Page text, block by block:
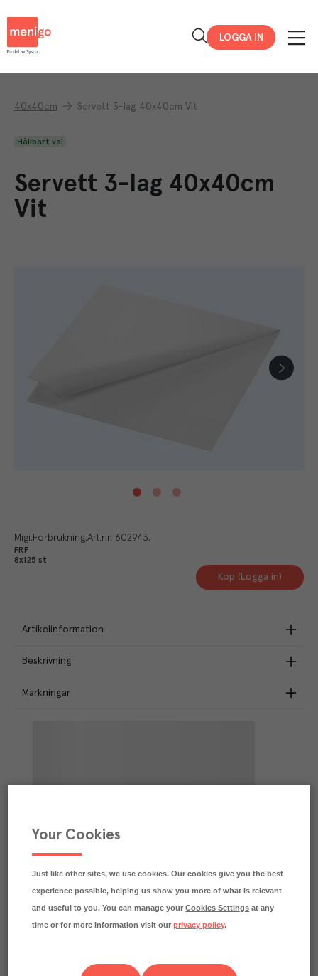
LOGGA IN
40x40cm Servett 3-lag 40x40cm Vit
Hållbart val
Servett 3-lag 40x40cm
Vit
Migi Förbrukning Art.nr. 602943
FRP
8x125 st
Köp (Logga in)
Artikelinformation
Beskrivning
Märkningar
Your Cookies
Just like other sites, we use cookies. Our cookies give you the best
experience possible, helping us show you more of what is relevant
and useful to you. You can manage yourCookies Settings at any
time or for more information visit ourprivacy policy.